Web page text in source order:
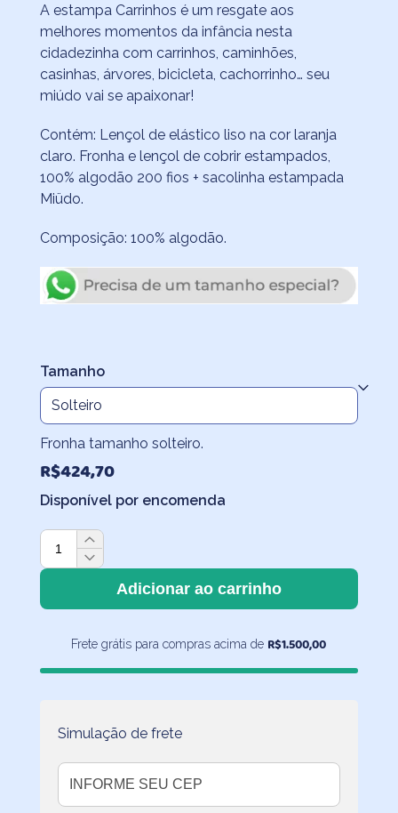
preço:
R$336,80
através
A estampa Carrinhos é um resgate aos
melhores momentos da infância nesta
cidadezinha com carrinhos, caminhões,
casinhas, árvores, bicicleta, cachorrinho… seu
miúdo vai se apaixonar!
Contém: Lençol de elástico liso na cor laranja
claro. Fronha e lençol de cobrir estampados,
100% algodão 200 fios + sacolinha estampada
Miüdo.
Composição: 100% algodão.
Tamanho
Fronha tamanho solteiro.
R$424,70
Disponível por encomenda
Jogo
de
Carrinhos
Lençol
de
Claro
Adicionar ao carrinho
Frete grátis para compras acima de R$1.500,00
Simulação de frete